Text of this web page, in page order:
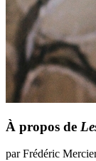
À propos de
par Frédéric